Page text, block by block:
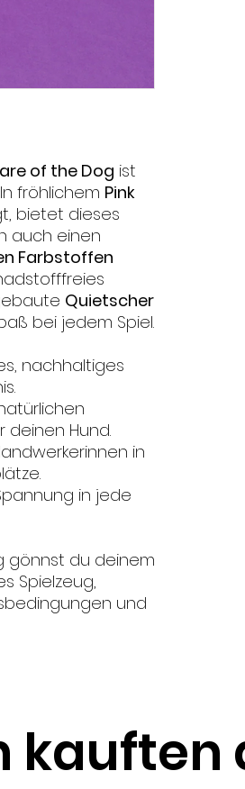
of the Dog ist
fröhlichem Pink
bietet dieses
auch einen
Farbstoffen
Quietscher
bei jedem Spiel.
nachhaltiges
deinen Hund.
in
in jede
gönnst du deinem
Spielzeug,
und
kauften